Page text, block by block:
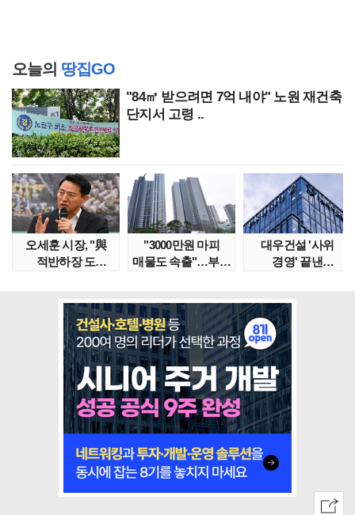
오늘의 땅집GO
"84㎡ 받으려면 7억 내야" 노원 재건축
단지서 고령 ..
오세훈 시장, "與
적반하장 도
"3000만원 마피
매물도 속출"…부산
대우건설 '사위
경영' 끝낸